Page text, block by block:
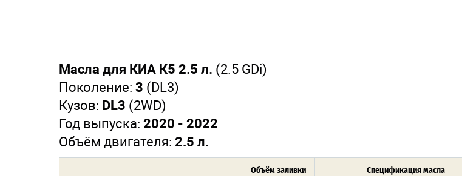
Масла для КИА К5 2.5 л. (2.5 GDi)
Поколение: 3 (DL3)
Кузов: DL3 (2WD)
Год выпуска: 2020 - 2022
Объём двигателя: 2.5 л.
Объём заливки Спецификация масла